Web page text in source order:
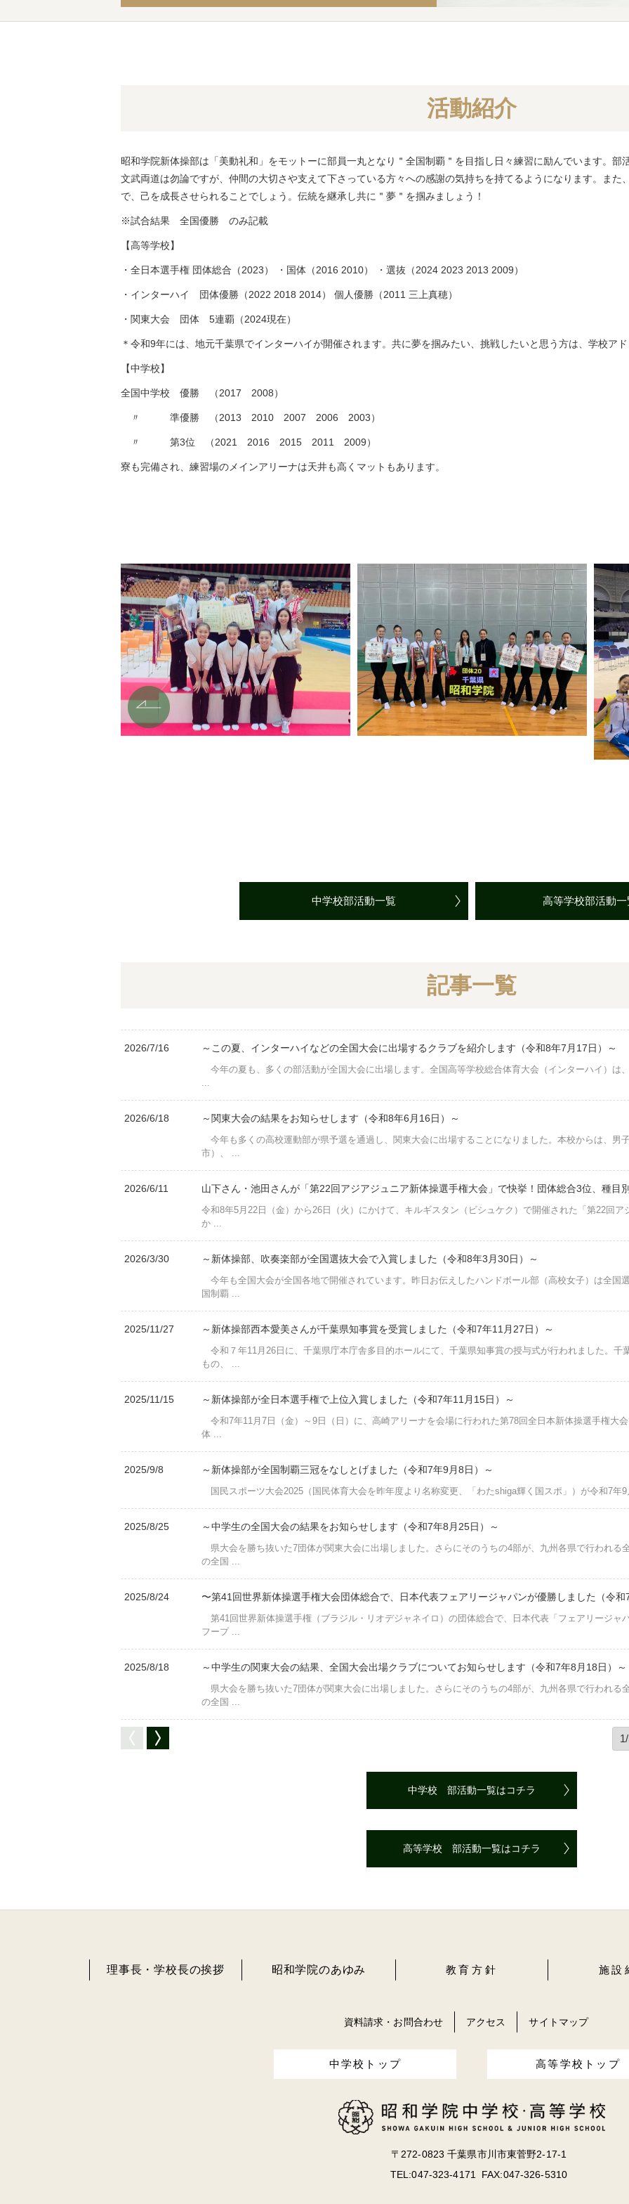
活動紹介
昭和学院新体操部は「美動礼和」をモットーに部員一丸となり＂全国制覇＂を目指し日々練習に励んでいます。部
文武両道は勿論ですが、仲間の大切さや支えて下さっている方々への感謝の気持ちを持てるようになります。また
で、己を成長させられることでしょう。伝統を継承し共に＂夢＂を掴みましょう！
※試合結果 全国優勝 のみ記載
【高等学校】
・全日本選手権 団体総合（2023） ・国体（2016 2010） ・選抜（2024 2023 2013 2009）
・インターハイ 団体優勝（2022 2018 2014） 個人優勝（201 1 三上真穂）
・関東大会 団体 5連覇（2024現在）
＊令和9年には、地元千葉県でインターハイが開催されます。共に夢を掴みたい、挑戦したいと思う方は、学校ア
【中学校】
全国中学校 優勝 （2017 2008）
〃 準優勝 （2013 2010 2007 2006 2003）
〃 第3位 （2021 2016 2015 2011 2009）
寮も完備され、練習場のメインアリーナは天井も高くマットもあります。
中学校部活動一覧 高等学校部活動一
記事一覧
2026/7/16 ～この夏、インターハイなどの全国大会に出場するクラブを紹介します（令和8年7月17日）～
今年の夏も、多くの部活動が全国大会に出場します。全国高等学校総合体育大会（インターハイ）は
2026/6/18 ～関東大会の結果をお知らせします（令和8年6月16日）～
今年も多くの高校運動部が県予選を通過し、関東大会に出場することになりました。本校からは、男
市）、 ...
2026/6/11 山下さん・池田さんが「第22回アジアジュニア新体操選手権大会」で快挙！団体総合3位、種目
令和8年5月22日（金）から26日（火）にかけて、キルギスタン（ビシュケク）で開催された「第22回
か ...
2026/3/30 ～新体操部、吹奏楽部が全国選抜大会で入賞しました（令和8年3月30日）～
今年も全国大会が全国各地で開催されています。昨日お伝えしたハンドボール部（高校女子）は全国
国制覇 ...
2025/11/27 ～新体操部西本愛美さんが千葉県知事賞を受賞しました（令和7年11月27日）～
令和７年11月26日に、千葉県庁本庁舎多目的ホールにて、千葉県知事賞の授与式が行われました。千
もの、 ...
2025/11/15 ～新体操部が全日本選手権で上位入賞しました（令和7年11月15日）～
令和7年11月7日（金）～9日（日）に、高崎アリーナを会場に行われた第78回全日本新体操選手権大
体 ...
2025/9/8 ～新体操部が全国制覇三冠をなしとげました（令和7年9月8日）～
国民スポーツ大会2025（国民体育大会を昨年度より名称変更、「わたshiga輝く国スポ」）が令和7年
2025/8/25 ～中学生の全国大会の結果をお知らせします（令和7年8月25日）～
県大会を勝ち抜いた7団体が関東大会に出場しました。さらにそのうちの4部が、九州各県で行われる
の全国 ...
2025/8/24 〜第41回世界新体操選手権大会団体総合で、日本代表フェアリージャパンが優勝しました（令
第41回世界新体操選手権（ブラジル・リオデジャネイロ）の団体総合で、日本代表「フェアリージャ
フープ ...
2025/8/18 ～中学生の関東大会の結果、全国大会出場クラブについてお知らせします（令和7年8月18日）～
県大会を勝ち抜いた7団体が関東大会に出場しました。さらにそのうちの4部が、九州各県で行われる
の全国 ...
中学校 部活動一覧はコチラ
高等学校 部活動一覧はコチラ
理事長・学校長の挨拶 昭和学院のあゆみ 教育方針 施設
資料請求・お問合わせ アクセス サイトマップ
中学校トップ 高等学校トップ
〒272-0823 千葉県市川市東菅野2-17-1
TEL:047-323-4171 FAX:047-326-5310